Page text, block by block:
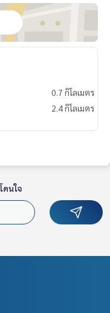
ห้คำปรึกษา มีให้เลือกทุ
ด 90-100% ของราคา
นได้ที่
ายการ
ด้านธุรกิจนายหน้า ตัวแ
0.7 กิโลเมตร
2.4 กิโลเมตร
ดนใจ